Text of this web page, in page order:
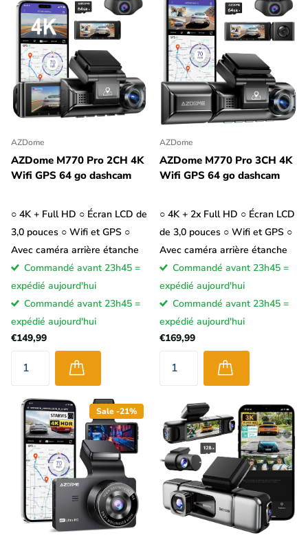
En outre, une dashcam peut également être utile comme
caméra arrière pour ta Honda. Les dashcam 2CH avec caméra
arrière disposent d'une caméra de recul que tu peux placer sur
la vitre arrière ou le pare-chocs. Si la dashcam est équipée d'un
écran LCD, elle sert alors également de caméra de recul. Filtre
les dashcams par '2CH' et 'Avec écran LCD' pour afficher les
dashcams qui peuvent servir de caméra arrière pour ta Honda.
AZDome
AZDome M770 Pro 2CH 4K
Wifi GPS 64 go dashcam
○ 4K + Full HD ○ Écran LCD de
3,0 pouces ○ Wifi et GPS ○
Avec caméra arrière étanche
Commandé avant 23h45 =
expédié aujourd'hui
Commandé avant 23h45 =
expédié aujourd'hui
€149,99
AZDome
AZDome M770 Pro 3CH 4K
Wifi GPS 64 go dashcam
○ 4K + 2x Full HD ○ Écran LCD
de 3,0 pouces ○ Wifi et GPS ○
Avec caméra arrière étanche
Commandé avant 23h45 =
expédié aujourd'hui
Commandé avant 23h45 =
expédié aujourd'hui
€169,99
Sale -21%